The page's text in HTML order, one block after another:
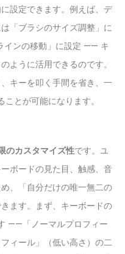
設定できます。例えば、デ
「ブラシのサイズ調整」に
インの移動」に設定 —— キ
ように活用できるのです。
キーを叩く手間を省き、一
とが可能になります。
のカスタマイズ性です。ユ
ボードの見た目、触感、音
、「自分だけの唯一無二の
ます。まず、キーボードの
——「ノーマルプロフィー
ィール」（低い高さ）の二